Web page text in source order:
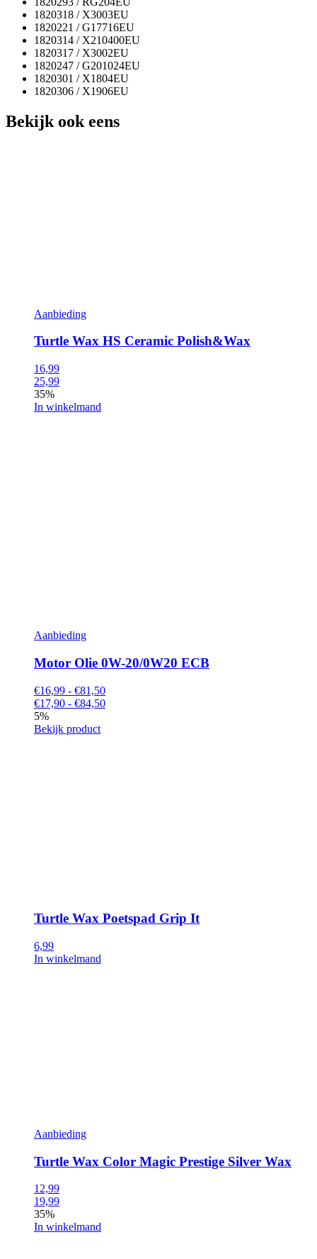
1820318 / X3003EU
1820221 / G17716EU
1820314 / X210400EU
1820317 / X3002EU
1820247 / G201024EU
1820301 / X1804EU
1820306 / X1906EU
Bekijk ook eens
Aanbieding
Turtle Wax HS Ceramic Polish&Wax
16,99
25,99
35%
In winkelmand
Aanbieding
Motor Olie 0W-20/0W20 ECB
€16,99 - €81,50
€17,90 - €84,50
5%
Bekijk product
Turtle Wax Poetspad Grip It
6,99
In winkelmand
Aanbieding
Turtle Wax Color Magic Prestige Silver Wax
12,99
19,99
35%
In winkelmand